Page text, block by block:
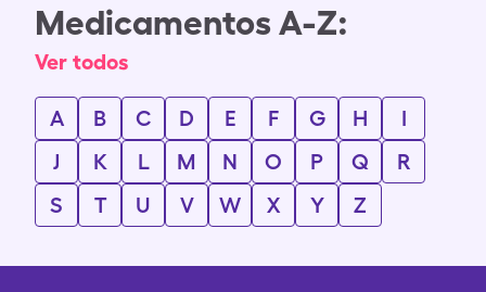
Medicamentos A-Z:
Ver todos
A B C D E F G H
I
J
K L M N O P Q
R
S
T U V W X Y Z